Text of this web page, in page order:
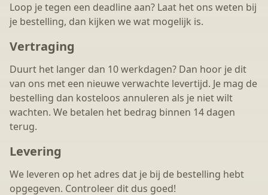
Loop je tegen een deadline aan? Laat het ons weten bij
je bestelling, dan kijken we wat mogelijk is.
Vertraging
Duurt het langer dan 10 werkdagen? Dan hoor je dit
van ons met een nieuwe verwachte levertijd. Je mag de
bestelling dan kosteloos annuleren als je niet wilt
wachten. We betalen het bedrag binnen 14 dagen
terug.
Levering
We leveren op het adres dat je bij de bestelling hebt
opgegeven. Controleer dit dus goed!